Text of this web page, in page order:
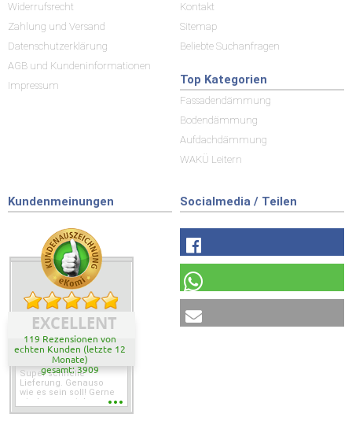
Widerrufsrecht
Zahlung und Versand
Datenschutzerklärung
AGB und Kundeninformationen
Impressum
Kontakt
Sitemap
Beliebte Suchanfragen
Top Kategorien
Fassadendämmung
Bodendämmung
Aufdachdämmung
WAKÜ Leitern
Kundenmeinungen
EXCELLENT
119 Rezensionen von
echten Kunden (letzte 12
Monate)
gesamt: 3909
Super schnelle
Lieferung. Genauso
wie es sein soll! Gerne
wieder wenn ich was
Socialmedia / Teilen